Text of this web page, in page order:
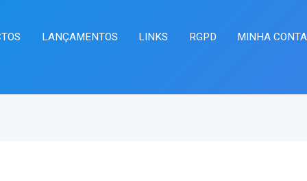
LANÇAMENTOS LINKS RGPD
MINHA CONTA